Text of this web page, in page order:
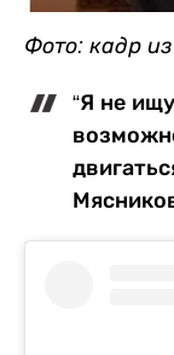
Фото: кадр
“Я не